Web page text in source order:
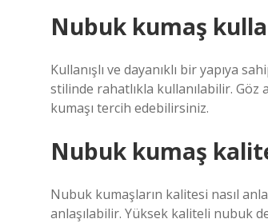
Nubuk kumaş
Kullanışlı ve dayanıklı bir yapıya
stilinde rahatlıkla kullanılabilir. Göz
kumaşı tercih edebilirsiniz.
Nubuk kumaş
Nubuk kumaşların kalitesi nasıl
anlaşılabilir. Yüksek kaliteli nubuk